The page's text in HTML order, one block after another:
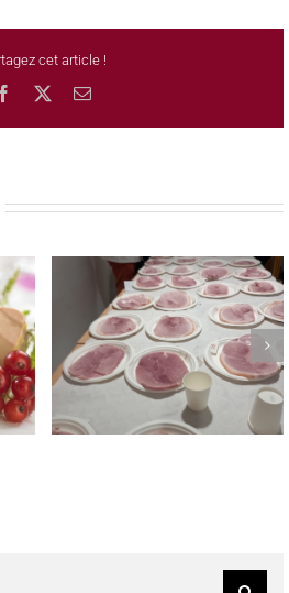
cet article !
Facebook Email
REMISE DES PRIX AUX
LAUREATS DES CONCOURS
REGIONAUX FROMAGE DE
TETE & SAUCISSON A L’AIL
FUME LE 22 MAI 2023